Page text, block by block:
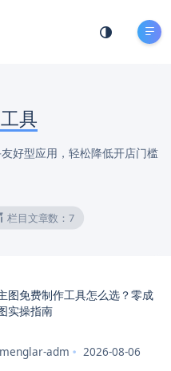
具
好型应用，轻松降低开店门槛
栏目文章数： 7
图免费制作工具怎么选？零成
实操指南
menglar-adm 2026-08-06